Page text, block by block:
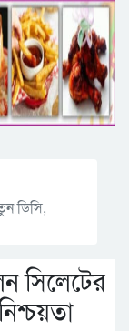
ডিসি,
সিলেটের